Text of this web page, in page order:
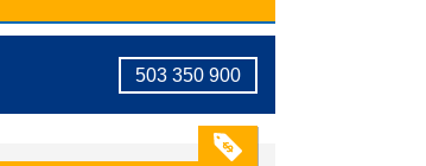
do 10 lat
503 350 900